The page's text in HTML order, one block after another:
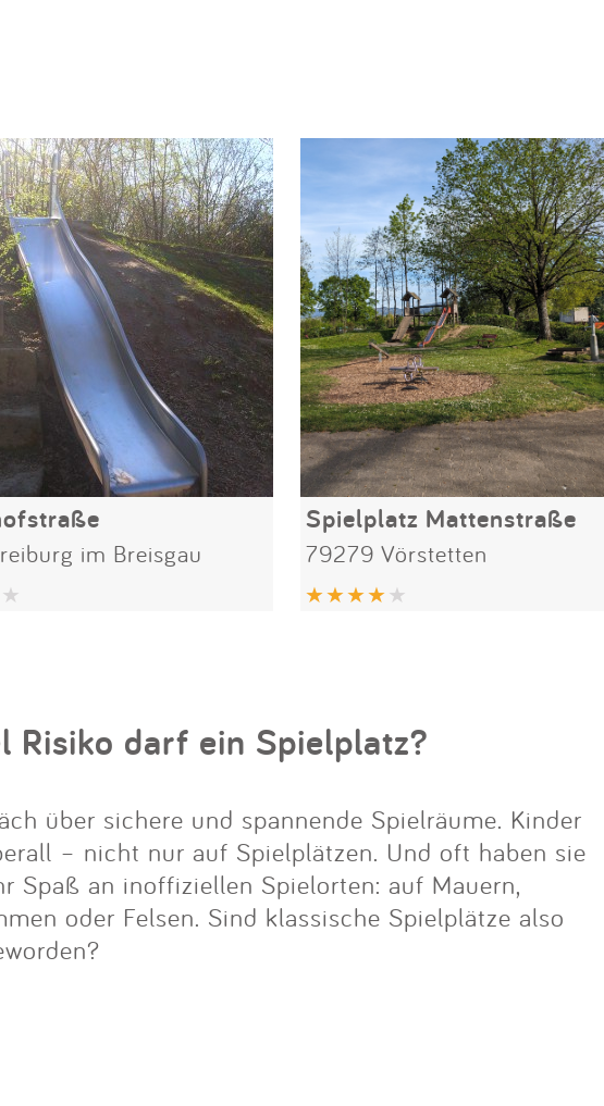
im Breisgau
Spielplatz Mattenstraße
79279 Vörstetten
Risiko darf ein Spielplatz?
über sichere und spannende Spielräume. Kinder
– nicht nur auf Spielplätzen. Und oft haben sie
Spaß an inoffiziellen Spielorten: auf Mauern,
oder Felsen. Sind klassische Spielplätze also